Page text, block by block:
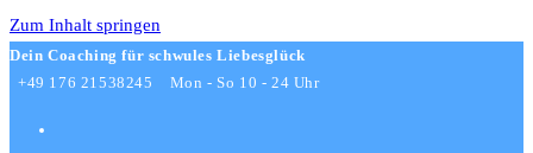
Zum Inhalt springen
Dein Coaching für schwules Liebesglück
+49 176 21538245
Mon - So 10 - 24 Uhr